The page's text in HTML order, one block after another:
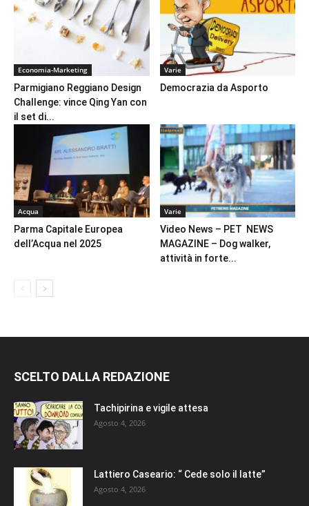
Economia-Marketing
Parmigiano Reggiano Design
Challenge: vince Qing Yan con
il set di...
Varie
Democrazia da Asporto
Acqua
Parma Capitale Europea
dell’Acqua nel 2025
Varie
Video News – PET NEWS
MAGAZINE – Dog walker,
attività in forte...
SCELTO DALLA REDAZIONE
Tachipirina e vigile attesa
Agosto 4, 2026
Lattiero Caseario: “ Cede solo il latte”
Agosto 4, 2026